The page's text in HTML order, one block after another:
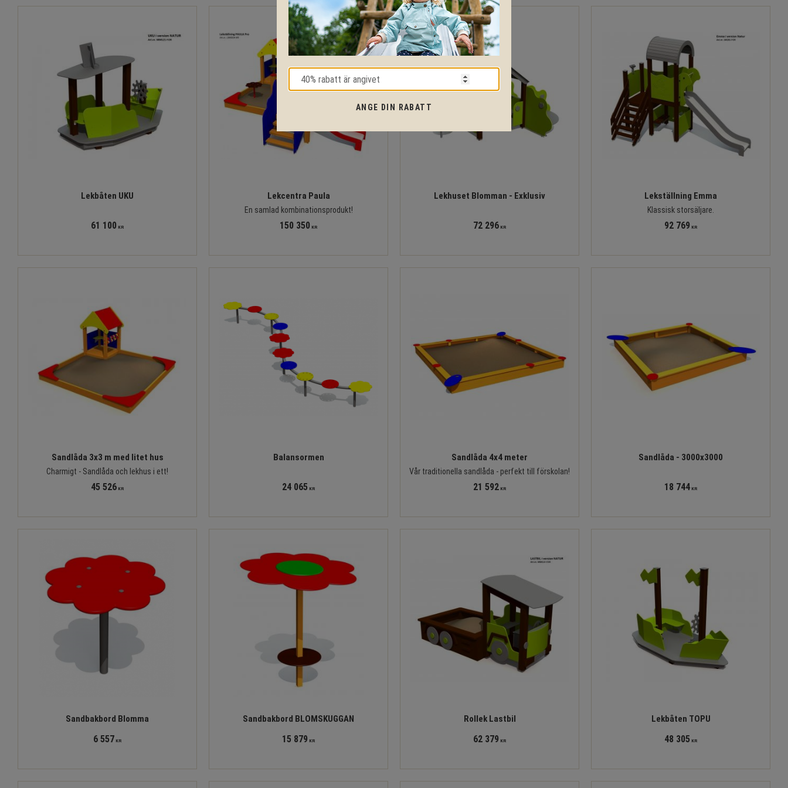
Lekbåten UKU
61 100 KR
Lekcentra Paula
En samlad kombinationsprodukt!
150 350 KR
Lekhuset Blomman - Exklusiv
72 296 KR
Lekställning Emma
Klassisk storsäljare.
92 769 KR
Sandlåda 3x3 m med litet hus
Charmigt - Sandlåda och lekhus i ett!
45 526 KR
Balansormen
24 065 KR
Sandlåda 4x4 meter
Vår traditionella sandlåda - perfekt till förskolan!
21 592 KR
Sandlåda - 3000x3000
18 744 KR
Sandbakbord Blomma
6 557 KR
Sandbakbord BLOMSKUGGAN
15 879 KR
Rollek Lastbil
62 379 KR
Lekbåten TOPU
48 305 KR
ANGE DIN RABATT